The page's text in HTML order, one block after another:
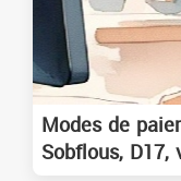
Modes de
Sobflous,